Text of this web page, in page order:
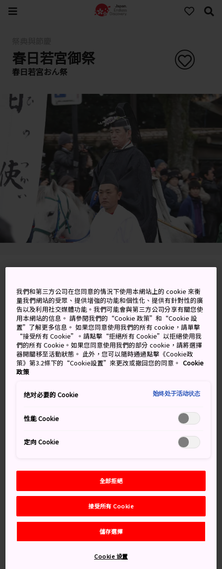
春日若宮御祭
春日若宮おん祭
在 Google 地圖上檢視
取得轉乘資訊
關鍵字 地圖
重返幕府時代的日本
這個深受喜愛的冬季祭典源於 12 世紀，是在 12 月 15 日
到 18 日舉行。以多彩多姿的傳統與正統服裝為特色，藉
許多遊客難得有機會體驗的傳統表演藝術
展示正統的古代服裝
我們和第三方公司在您同意的情況下使用本網站上的 cookie 來衡
量我們網站的受眾、提供增強的功能和個性化、提供有針對性的廣
告以及利用社交媒體功能。我們可能會與第三方公司分享有關您使
用本網站的信息。 請參閱我們的“Cookie 政策”和“Cookie 設
置”了解更多信息。 如果您同意使用我們的所有 cookie，請單擊
“接受所有 Cookie”。請點擊“拒絕所有 Cookie”以拒絕使用我
們的所有 Cookie。如果您同意使用我們的部分 cookie，請將選擇
器開關移至活動狀態。 此外，您可以隨時通過點擊《Cookie政
策》第3.2條下的“Cookie設置”來更改或撤回您的同意。 Cookie
政策
绝对必要的 Cookie 始终处于活动状态
性能 Cookie
定向 Cookie
全部拒絕
接受所有 Cookie
儲存選擇
Cookie 设置